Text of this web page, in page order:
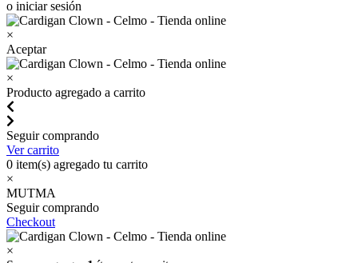
o iniciar sesión
×
Aceptar
×
Producto agregado a carrito
Seguir comprando
Ver carrito
0 item(s) agregado tu carrito
×
MUTMA
Seguir comprando
Checkout
×